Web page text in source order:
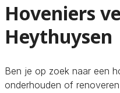
Hoveniers
Heythuysen
Ben je op zoek naar een
onderhouden of